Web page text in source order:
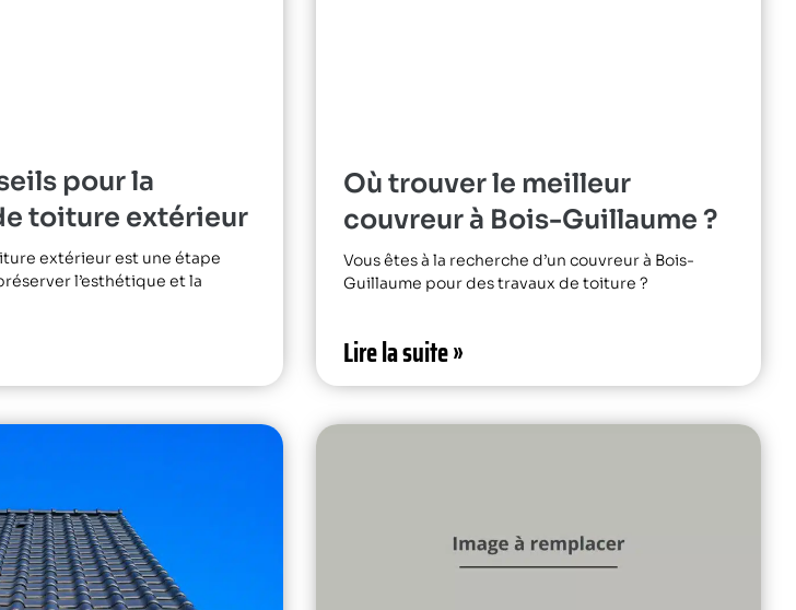
pour la
toiture extérieur
extérieur est une étape
l’esthétique et la
Où trouver le meilleur
couvreur à Bois-Guillaume ?
Vous êtes à la recherche d’un couvreur à Bois-
Guillaume pour des travaux de toiture ?
Lire la suite »